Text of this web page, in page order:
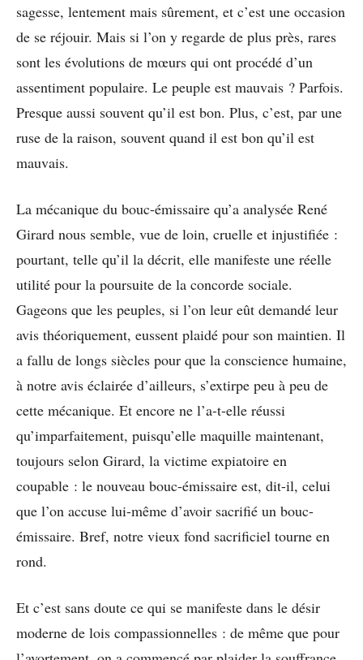
sagesse, lentement mais sûrement, et c’est une occasion
de se réjouir. Mais si l’on y regarde de plus près, rares
sont les évolutions de mœurs qui ont procédé d’un
assentiment populaire. Le peuple est mauvais ? Parfois.
Presque aussi souvent qu’il est bon. Plus, c’est, par une
ruse de la raison, souvent quand il est bon qu’il est
mauvais.
La mécanique du bouc-émissaire qu’a analysée René
Girard nous semble, vue de loin, cruelle et injustifiée :
pourtant, telle qu’il la décrit, elle manifeste une réelle
utilité pour la poursuite de la concorde sociale.
Gageons que les peuples, si l’on leur eût demandé leur
avis théoriquement, eussent plaidé pour son maintien. Il
a fallu de longs siècles pour que la conscience humaine,
à notre avis éclairée d’ailleurs, s’extirpe peu à peu de
cette mécanique. Et encore ne l’a-t-elle réussi
qu’imparfaitement, puisqu’elle maquille maintenant,
toujours selon Girard, la victime expiatoire en
coupable : le nouveau bouc-émissaire est, dit-il, celui
que l’on accuse lui-même d’avoir sacrifié un bouc-
émissaire. Bref, notre vieux fond sacrificiel tourne en
rond.
Et c’est sans doute ce qui se manifeste dans le désir
moderne de lois compassionnelles : de même que pour